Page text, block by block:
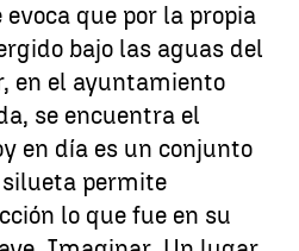
que por la propia
bajo las aguas del
en el ayuntamiento
se encuentra el
en día es un conjunto
silueta permite
lo que fue en su